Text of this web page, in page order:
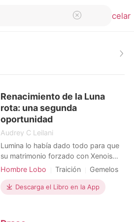
Cancelar
Renacimiento de la Luna
rota: una segunda
oportunidad
Audrey C Leilani
Lumina lo había dado todo para que
su matrimonio forzado con Xenois
funcionara, aunque solo fuera por el
Sophia, la exnovia de este y su hijo,
siempre en escena, cada batalla
Ollie, pobre hijo de Lumina y Xenois,
Hombre Lobo Traición
Gemelos
Aristocracia
Encantador
Dramático
Renacimiento
Descarga el Libro en la App